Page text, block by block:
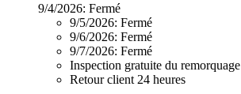
9/4/2026: Fermé
9/5/2026: Fermé
9/6/2026: Fermé
9/7/2026: Fermé
Inspection gratuite du remorquage
Retour client 24 heures